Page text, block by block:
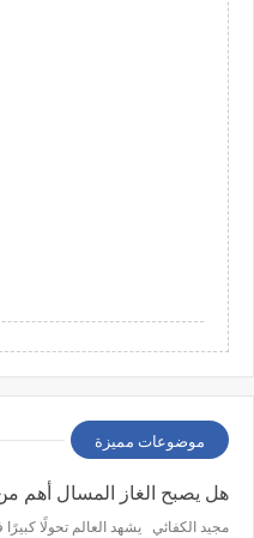
موضوعات مميزة
هل يصبح الغاز المسال أهم
مجيد الكفائي يشهد العالم تحولًا